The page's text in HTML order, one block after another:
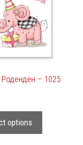
– 1025
options